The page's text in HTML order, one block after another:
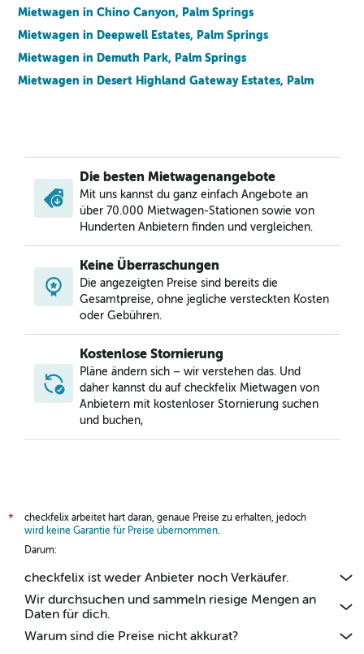
Mietwagen in Chino Canyon, Palm Springs
Mietwagen in Deepwell Estates, Palm Springs
Mietwagen in Demuth Park, Palm Springs
Mietwagen in Desert Highland Gateway Estates, Palm
Mietwagen in Four Seasons, Palm Springs
Mietwagen in Historic Tennis Club, Palm Springs
Mietwagen in Indian Canyons, Palm Springs
Mietwagen in Los Compadres, Palm Springs
Mietwagen in Mesquite, Palm Springs
Mietwagen in Mountain Gate, Palm Springs
Die besten Mietwagenangebote
Mit uns kannst du ganz einfach Angebote an
über 70.000 Mietwagen-Stationen sowie von
Hunderten Anbietern finden und vergleichen.
Keine Überraschungen
Die angezeigten Preise sind bereits die
Gesamtpreise, ohne jegliche versteckten Kosten
oder Gebühren.
Kostenlose Stornierung
Pläne ändern sich – wir verstehen das. Und
daher kannst du auf checkfelix Mietwagen von
Anbietern mit kostenloser Stornierung suchen
und buchen,
*
checkfelix arbeitet hart daran, genaue Preise zu erhalten, jedoch
wird keine Garantie für Preise übernommen.
Darum:
checkfelix ist weder Anbieter noch Verkäufer.
Wir durchsuchen und sammeln riesige Mengen an
Daten für dich.
Warum sind die Preise nicht akkurat?